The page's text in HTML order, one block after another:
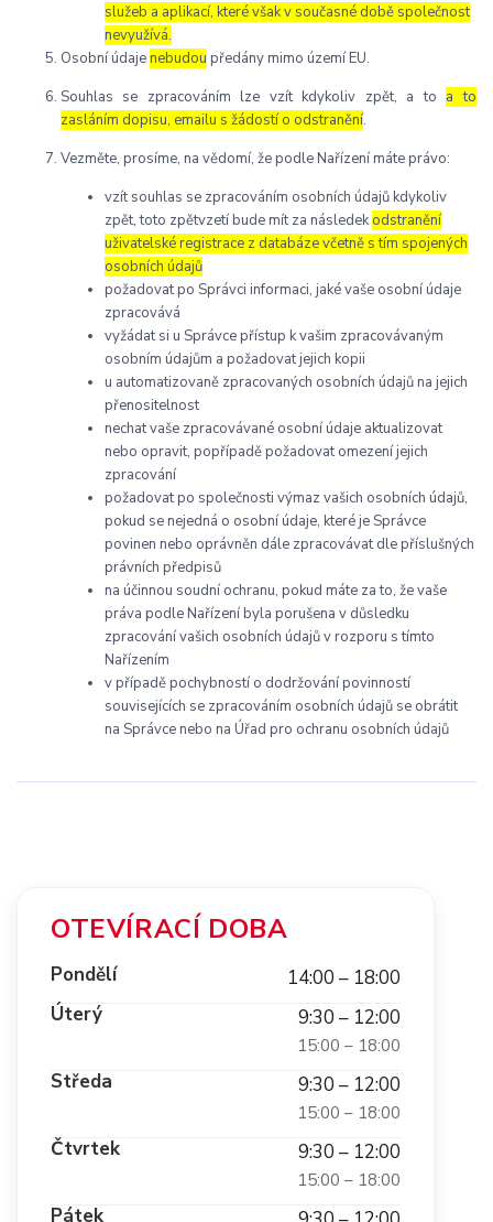
OTEVÍRACÍ DOBA
Pondělí
14:00 – 18:00
Úterý
9:30 – 12:00
15:00 – 18:00
Středa 9:30 – 12:00
15:00 – 18:00
Čtvrtek 9:30 – 12:00
15:00 – 18:00
Pátek
služeb a aplikací, které však v současné době společnost
nevyužívá.
Osobní údaje nebudou předány mimo území EU.
Souhlas se zpracováním lze vzít kdykoliv zpět, a to a to
zasláním dopisu, emailu s žádostí o odstranění.
Vezměte, prosíme, na vědomí, že podle Nařízení máte právo:
vzít souhlas se zpracováním osobních údajů kdykoliv
zpět, toto zpětvzetí bude mít za následekodstranění
uživatelské registrace z databáze včetně s tím spojených
osobních údajů
požadovat po Správci informaci, jaké vaše osobní údaje
zpracovává
vyžádat si u Správce přístup k vašim zpracovávaným
osobním údajům a požadovat jejich kopii
u automatizovaně zpracovaných osobních údajů na jejich
přenositelnost
nechat vaše zpracovávané osobní údaje aktualizovat
nebo opravit, popřípadě požadovat omezení jejich
zpracování
požadovat po společnosti výmaz vašich osobních údajů,
pokud se nejedná o osobní údaje, které je Správce
povinen nebo oprávněn dále zpracovávat dle příslušných
právních předpisů
na účinnou soudní ochranu, pokud máte za to, že vaše
práva podle Nařízení byla porušena v důsledku
zpracování vašich osobních údajů v rozporu s tímto
Nařízením
v případě pochybností o dodržování povinností
souvisejících se zpracováním osobních údajů se obrátit
na Správce nebo na Úřad pro ochranu osobních údajů